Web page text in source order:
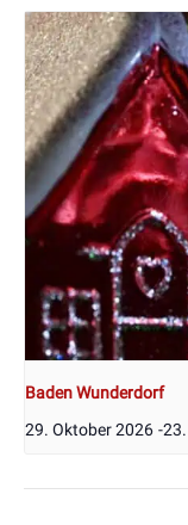
Baden Wunderdorf
29. Oktober 2026 -